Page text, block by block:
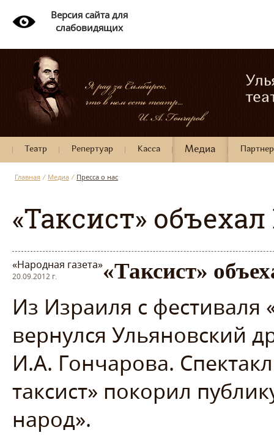
Версия сайта для
слабовидящих
Театр Репертуар Касса Медиа
Главная / Медиа / Пресса о нас
«Таксист»
«Народная газета»
20.09.2012 г. «Таксист»
Из Израиля с фестиваля
вернулся Ульяновский
И.А. Гончарова.
таксист» покорил
народ».